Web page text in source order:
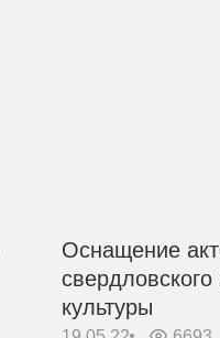
Оснащение
культуры